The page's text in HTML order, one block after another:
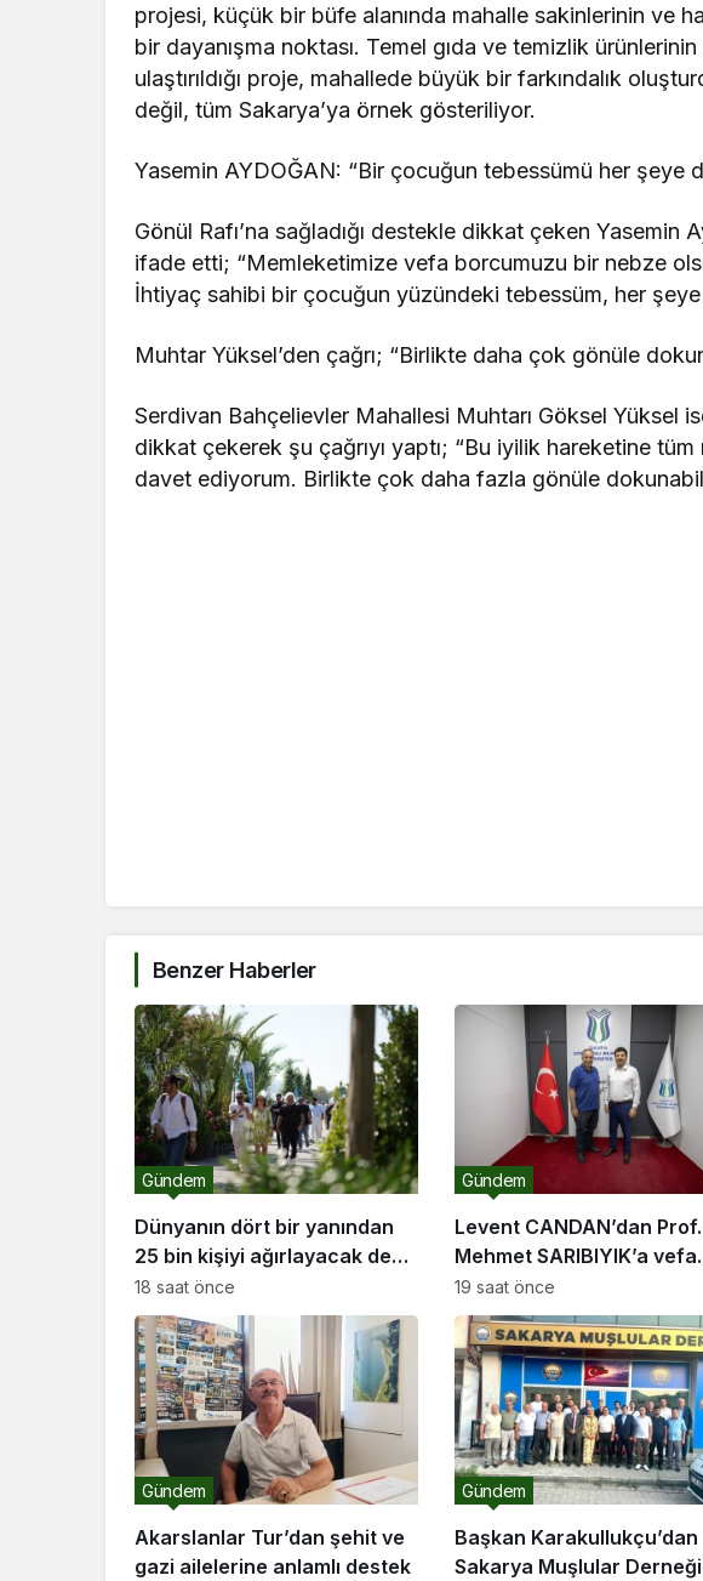
projesi, küçük bir büfe alanında mahalle sakinlerinin ve
bir dayanışma noktası. Temel gıda ve temizlik
ulaştırıldığı proje, mahallede büyük bir farkındalık
değil, tüm Sakarya’ya örnek gösteriliyor.
Yasemin AYDOĞAN: “Bir çocuğun tebessümü her şeye
Gönül Rafı’na sağladığı destekle dikkat çeken Yasemin
ifade etti; “Memleketimize vefa borcumuzu bir nebze
İhtiyaç sahibi bir çocuğun yüzündeki tebessüm, her şeye
Muhtar Yüksel’den çağrı; “Birlikte daha çok gönüle
Serdivan Bahçelievler Mahallesi Muhtarı Göksel Yüksel
dikkat çekerek şu çağrıyı yaptı; “Bu iyilik hareketine
davet ediyorum. Birlikte çok daha fazla gönüle
Benzer Haberler
Dünyanın dört bir yanından
25 bin kişiyi ağırlayacak dev
fuar için geri sayım
Gündem
18 saat önce
Levent CANDAN’dan
Mehmet SARIBIYIK’a vefa
ziyareti
Gündem
19 saat önce
Akarslanlar Tur’dan şehit ve
gazi ailelerine anlamlı destek
Gündem
Başkan Karakullukçu’dan
Sakarya Muşlular
Gündem